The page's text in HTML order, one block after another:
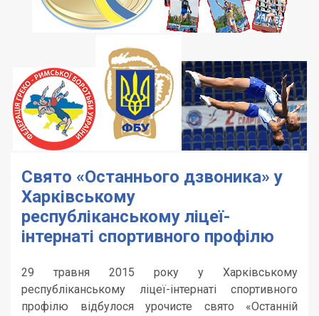
Свято «Останнього дзвоника» у
Харківському
республіканському ліцеї-
інтернаті спортивного профілю
29 травня 2015 року у Харківському
республіканському ліцеї-інтернаті спортивного
профілю відбулося урочисте свято «Останній